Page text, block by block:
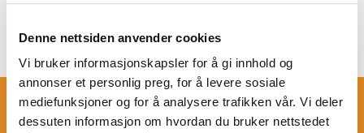
Denne nettsiden anvender cookies
Vi bruker informasjonskapsler for å gi innhold og
annonser et personlig preg, for å levere sosiale
mediefunksjoner og for å analysere trafikken vår. Vi deler
dessuten informasjon om hvordan du bruker nettstedet
IMPREGNERING